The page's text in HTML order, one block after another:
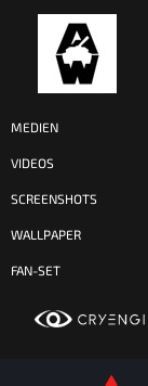
MEDIEN
VIDEOS
SCREENSHOTS
WALLPAPER
FAN-SET